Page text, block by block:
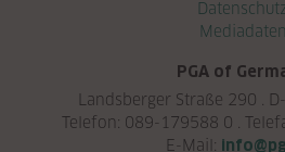
Mediadaten
PGA of
Landsberger Straße 290 .
Telefon: 089-179588 0 .
E-Mail: